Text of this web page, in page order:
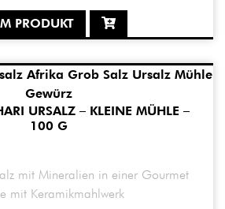
PRODUKT
URSALZ – KLEINE MÜHLE –
100 G
mit Mineralien in einer Gourmet
mit Keramikmahlwerk